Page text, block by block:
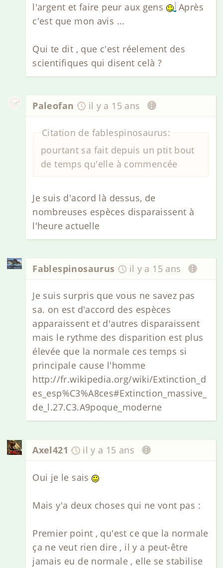
l'argent et faire peur aux gens
Après
c'est que mon avis ...
Qui te dit , que c'est réelement des
scientifiques qui disent celà ?
Paleofan il y a 15 ans
Citation de fablespinosaurus:
pourtant sa fait depuis un ptit bout
de temps qu'elle à commencée
Je suis d'acord là dessus, de
nombreuses espèces disparaissent à
l'heure actuelle
Fablespinosaurus il y a 15 ans
Je suis surpris que vous ne savez pas
sa. on est d'accord des espèces
apparaissent et d'autres disparaissent
mais le rythme des disparition est plus
élevée que la normale ces temps si
principale cause l'homme
http://fr.wikipedia.org/wiki/Extinction_d
es_esp%C3%A8ces#Extinction_massive_
de_l.27.C3.A9poque_moderne
Axel421 il y a 15 ans
Oui je le sais
Mais y'a deux choses qui ne vont pas :
Premier point , qu'est ce que la normale
ça ne veut rien dire , il y a peut-être
jamais eu de normale , elle se stabilise